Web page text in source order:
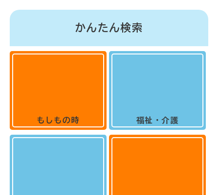
かんたん検索
もしもの時 福祉・介護